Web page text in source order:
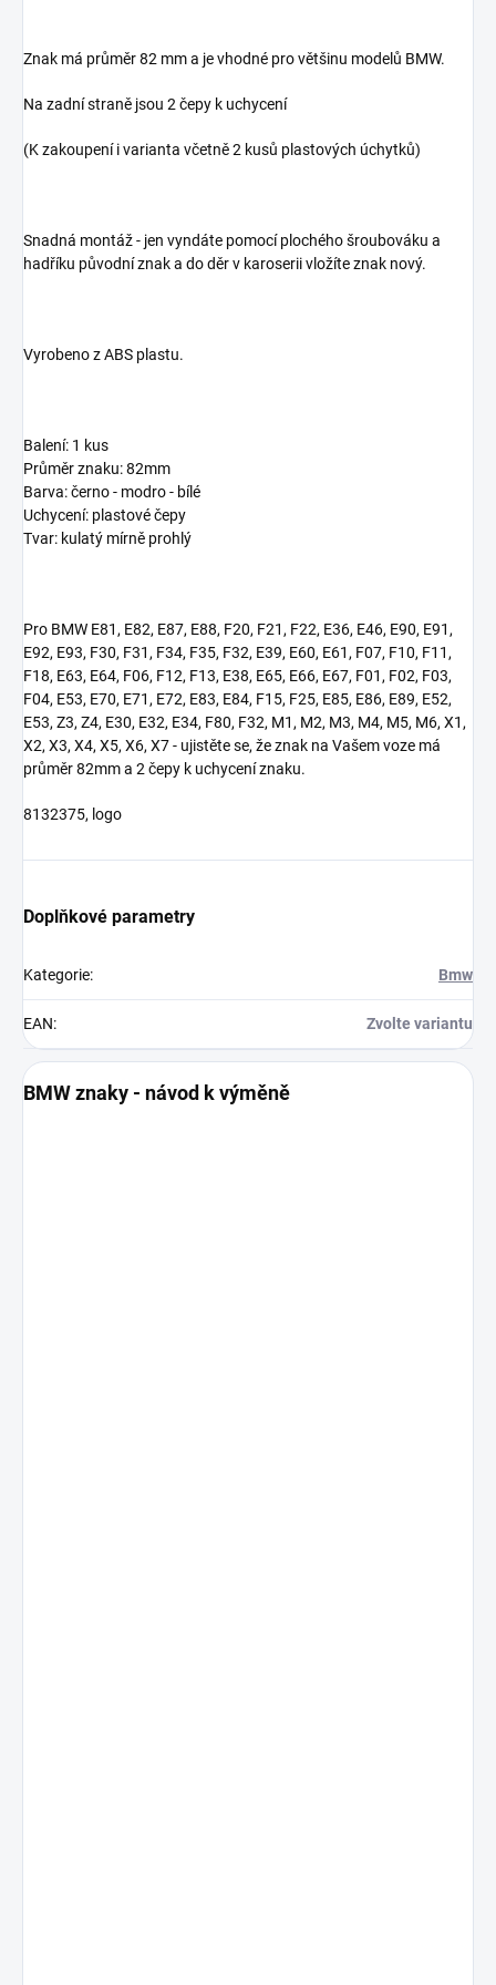
Znak má průměr 82 mm a je vhodné pro většinu modelů BMW.
Na zadní straně jsou 2 čepy k uchycení
(K zakoupení i varianta včetně 2 kusů plastových úchytků)
Snadná montáž - jen vyndáte pomocí plochého šroubováku a
hadříku původní znak a do děr v karoserii vložíte znak nový.
Vyrobeno z ABS plastu.
Balení: 1 kus
Průměr znaku: 82mm
Barva: černo - modro - bílé
Uchycení: plastové čepy
Tvar: kulatý mírně prohlý
Pro BMW E81, E82, E87, E88, F20, F21, F22, E36, E46, E90, E91,
E92, E93, F30, F31, F34, F35, F32, E39, E60, E61, F07, F10, F11,
F18, E63, E64, F06, F12, F13, E38, E65, E66, E67, F01, F02, F03,
F04, E53, E70, E71, E72, E83, E84, F15, F25, E85, E86, E89, E52,
E53, Z3, Z4, E30, E32, E34, F80, F32, M1, M2, M3, M4, M5, M6, X1,
X2, X3, X4, X5, X6, X7 - ujistěte se, že znak na Vašem voze má
průměr 82mm a 2 čepy k uchycení znaku.
8132375, logo
Doplňkové parametry
Kategorie: Bmw
EAN: Zvolte variantu
BMW znaky - návod k výměně